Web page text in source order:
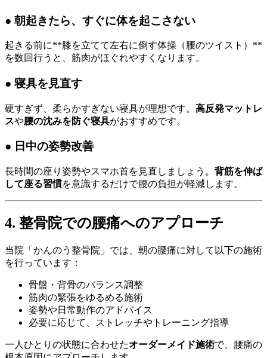
● 朝起きたら、すぐに体を起こさない
起きる前に**膝を立てて左右に倒す体操（腰のツイスト）**
を数回行うと、筋肉がほぐれやすくなります。
● 寝具を見直す
硬すぎず、柔らかすぎない寝具が理想です。 高反発マットレ
スや腰の沈みを防ぐ寝具がおすすめです。
● 日中の姿勢改善
長時間の座り姿勢やスマホ首を見直しましょう。 背筋を伸ば
して座る習慣を意識するだけで腰の負担が軽減します。
4. 整骨院での腰痛へのアプローチ
当院「かんのう整骨院」では、朝の腰痛に対して以下の施術
を行っています：
骨盤・背骨のバランス調整
筋肉の緊張をゆるめる施術
姿勢や日常動作のアドバイス
必要に応じて、ストレッチやトレーニング指導
一人ひとりの状態に合わせたオーダーメイド施術で、腰痛の